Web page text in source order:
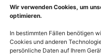
Wir verwenden Cookies, um
optimieren.
In bestimmten Fällen benötigen
Cookies und anderen
persönliche Daten auf Ihrem
Ausführung wählen